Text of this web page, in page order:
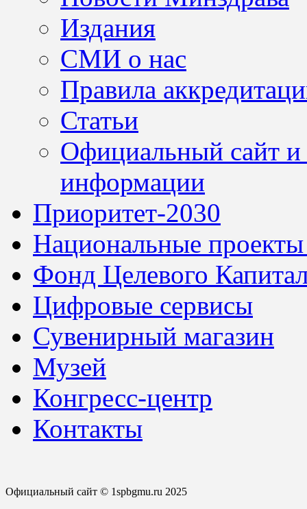
Издания
СМИ о нас
Правила
Статьи
Официальный сайт
информации
Приоритет-2030
Национальные
Фонд Целевого
Цифровые сервисы
Сувенирный магазин
Музей
Конгресс-центр
Контакты
Официальный сайт © 1spbgmu.ru 2025